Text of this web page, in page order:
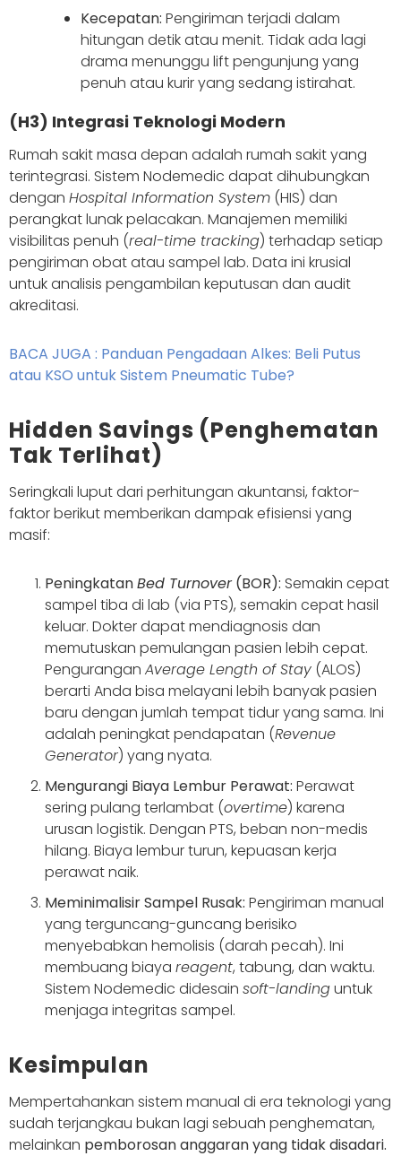
Kecepatan: Pengiriman terjadi dalam
hitungan detik atau menit. Tidak ada lagi
drama menunggu lift pengunjung yang
penuh atau kurir yang sedang istirahat.
(H3) Integrasi Teknologi Modern
Rumah sakit masa depan adalah rumah sakit yang
terintegrasi. Sistem Nodemedic dapat dihubungkan
dengan Hospital Information System (HIS) dan
perangkat lunak pelacakan. Manajemen memiliki
visibilitas penuh (real-time tracking) terhadap setiap
pengiriman obat atau sampel lab. Data ini krusial
untuk analisis pengambilan keputusan dan audit
akreditasi.
BACA JUGA : Panduan Pengadaan Alkes: Beli Putus
atau KSO untuk Sistem Pneumatic Tube?
Hidden Savings (Penghematan
Tak Terlihat)
Seringkali luput dari perhitungan akuntansi, faktor-
faktor berikut memberikan dampak efisiensi yang
masif:
PeningkatanBed Turnover(BOR): Semakin cepat
sampel tiba di lab (via PTS), semakin cepat hasil
keluar. Dokter dapat mendiagnosis dan
memutuskan pemulangan pasien lebih cepat.
Pengurangan Average Length of Stay (ALOS)
berarti Anda bisa melayani lebih banyak pasien
baru dengan jumlah tempat tidur yang sama. Ini
adalah peningkat pendapatan (Revenue
Generator) yang nyata.
Mengurangi Biaya Lembur Perawat: Perawat
sering pulang terlambat (overtime) karena
urusan logistik. Dengan PTS, beban non-medis
hilang. Biaya lembur turun, kepuasan kerja
perawat naik.
Meminimalisir Sampel Rusak: Pengiriman manual
yang terguncang-guncang berisiko
menyebabkan hemolisis (darah pecah). Ini
membuang biaya reagent, tabung, dan waktu.
Sistem Nodemedic didesain soft-landinguntuk
menjaga integritas sampel.
Kesimpulan
Mempertahankan sistem manual di era teknologi yang
sudah terjangkau bukan lagi sebuah penghematan,
melainkan pemborosan anggaran yang tidak disadari.